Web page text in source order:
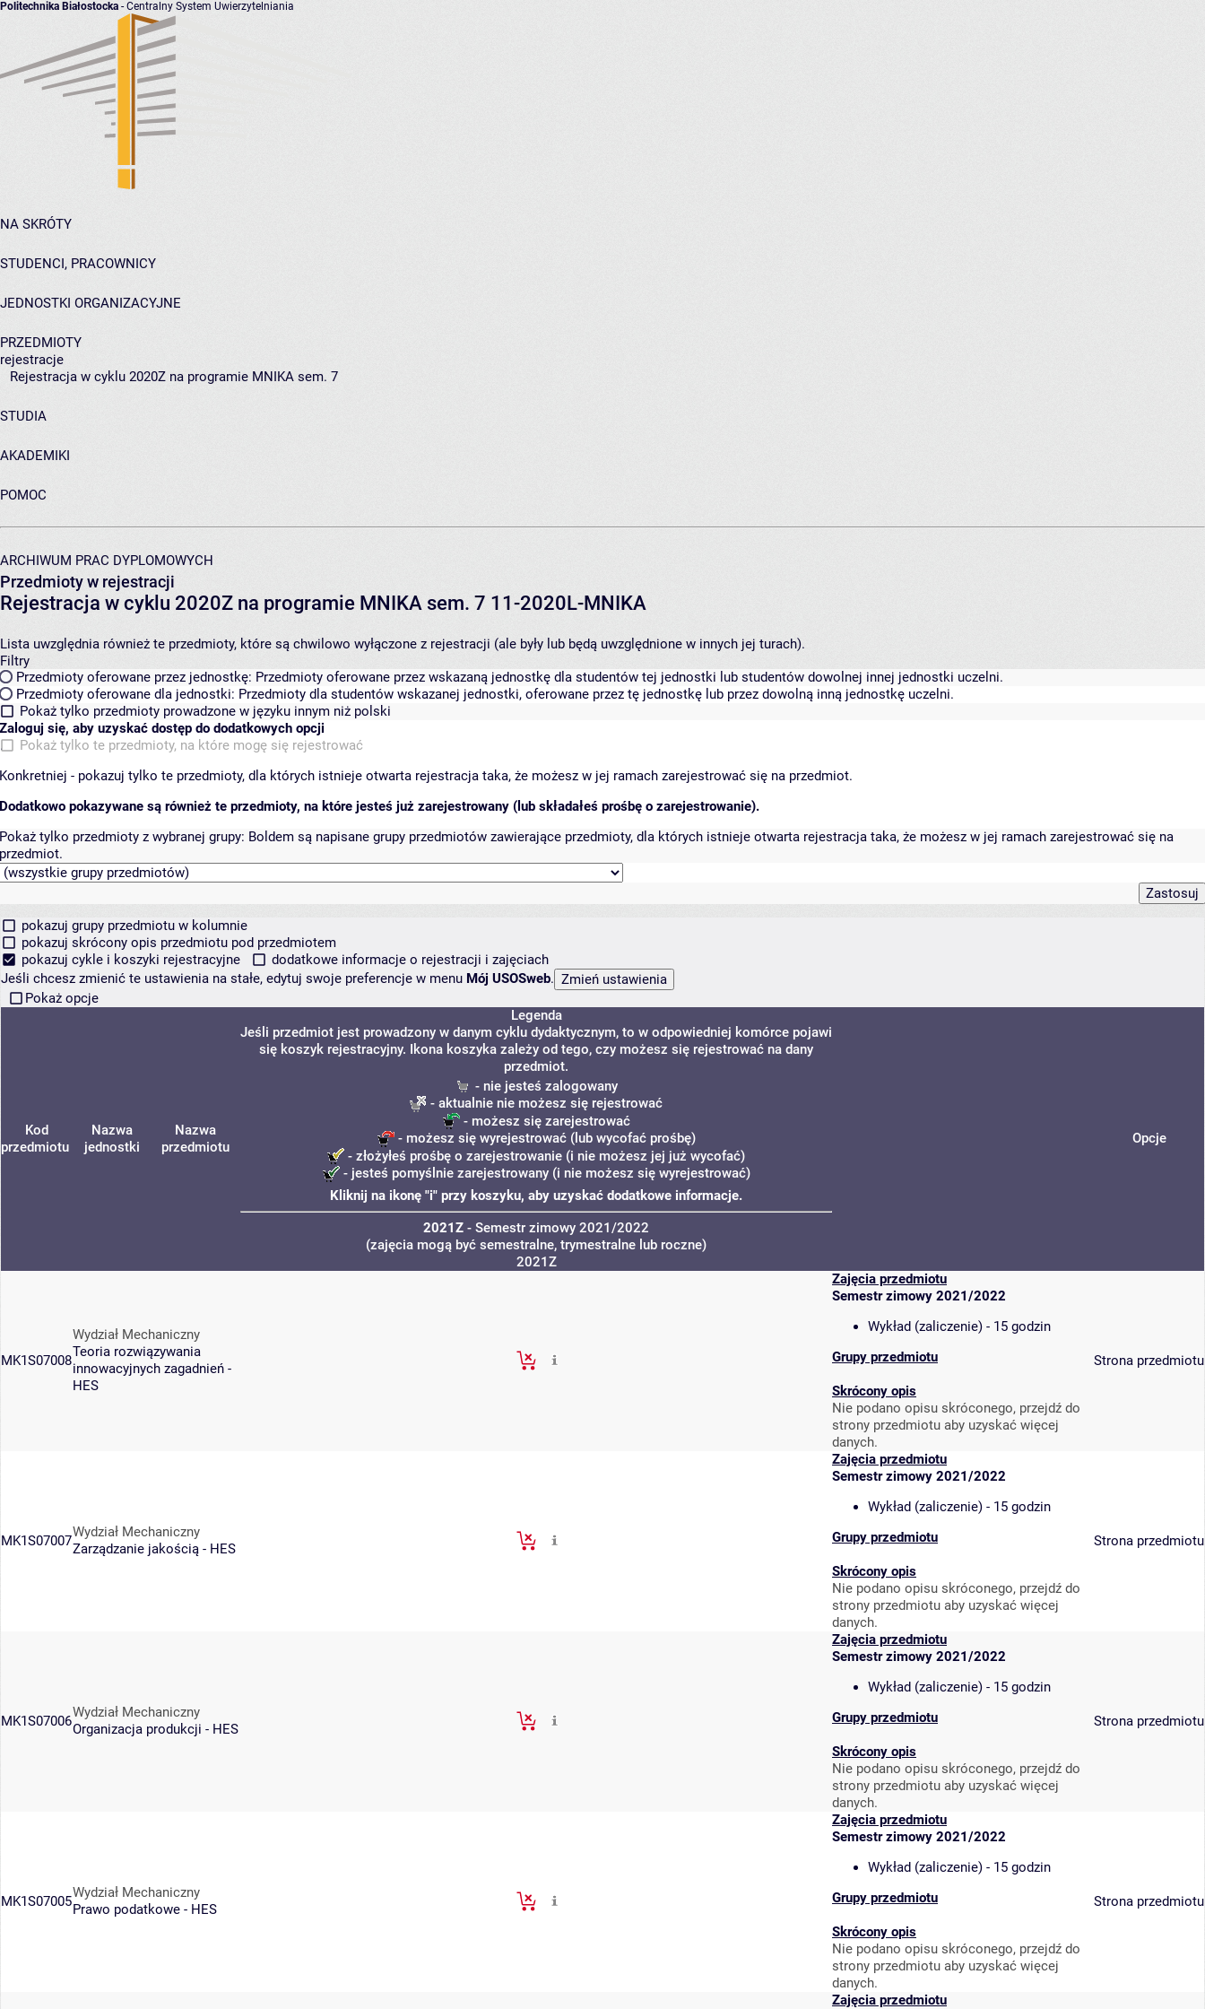
Politechnika Białostocka - Centralny System Uwierzytelniania
NA SKRÓTY
STUDENCI, PRACOWNICY
JEDNOSTKI ORGANIZACYJNE
PRZEDMIOTY
rejestracje
Rejestracja w cyklu 2020Z na programie MNIKA sem. 7
STUDIA
AKADEMIKI
POMOC
ARCHIWUM PRAC DYPLOMOWYCH
Przedmioty w rejestracji
Rejestracja w cyklu 2020Z na programie MNIKA sem. 7 11-2020L-MNIKA
Lista uwzględnia również te przedmioty, które są chwilowo wyłączone z rejestracji (ale były lub będą uwzględnione w innych jej turach).
Filtry
Przedmioty oferowane przez jednostkę: Przedmioty oferowane przez wskazaną jednostkę dla studentów tej jednostki lub studentów dowolnej innej jednostki uczelni.
Przedmioty oferowane dla jednostki: Przedmioty dla studentów wskazanej jednostki, oferowane przez tę jednostkę lub przez dowolną inną jednostkę uczelni.
Pokaż tylko przedmioty prowadzone w języku innym niż polski
Zaloguj się, aby uzyskać dostęp do dodatkowych opcji
Pokaż tylko te przedmioty, na które mogę się rejestrować
Konkretniej - pokazuj tylko te przedmioty, dla których istnieje otwarta rejestracja taka, że możesz w jej ramach zarejestrować się na przedmiot.
Dodatkowo pokazywane są również te przedmioty, na które jesteś już zarejestrowany (lub składałeś prośbę o zarejestrowanie).
Pokaż tylko przedmioty z wybranej grupy: Boldem są napisane grupy przedmiotów zawierające przedmioty, dla których istnieje otwarta rejestracja taka, że możesz w jej ramach zarejestrować się na
przedmiot.
pokazuj grupy przedmiotu w kolumnie
pokazuj skrócony opis przedmiotu pod przedmiotem
pokazuj cykle i koszyki rejestracyjne
dodatkowe informacje o rejestracji i zajęciach
Jeśli chcesz zmienić te ustawienia na stałe, edytuj swoje preferencje w menu Mój USOSweb.
Pokaż opcje
Kod
przedmiotu
Nazwa
jednostki
Nazwa
przedmiotu
Legenda
Jeśli przedmiot jest prowadzony w danym cyklu dydaktycznym, to w odpowiedniej komórce pojawi
się koszyk rejestracyjny. Ikona koszyka zależy od tego, czy możesz się rejestrować na dany
przedmiot.
- nie jesteś zalogowany
- aktualnie nie możesz się rejestrować
- możesz się zarejestrować
- możesz się wyrejestrować (lub wycofać prośbę)
- złożyłeś prośbę o zarejestrowanie (i nie możesz jej już wycofać)
- jesteś pomyślnie zarejestrowany (i nie możesz się wyrejestrować)
Kliknij na ikonę "i" przy koszyku, aby uzyskać dodatkowe informacje.
2021Z - Semestr zimowy 2021/2022
(zajęcia mogą być semestralne, trymestralne lub roczne)
Opcje
2021Z
MK1S07008
Wydział Mechaniczny
Teoria rozwiązywania
innowacyjnych zagadnień -
HES
Zajęcia przedmiotu
Semestr zimowy 2021/2022
Wykład (zaliczenie) - 15 godzin
Grupy przedmiotu
Skrócony opis
Nie podano opisu skróconego, przejdź do
strony przedmiotu aby uzyskać więcej
danych.
Strona przedmiotu
MK1S07007
Wydział Mechaniczny
Zarządzanie jakością - HES
Zajęcia przedmiotu
Semestr zimowy 2021/2022
Wykład (zaliczenie) - 15 godzin
Grupy przedmiotu
Skrócony opis
Nie podano opisu skróconego, przejdź do
strony przedmiotu aby uzyskać więcej
danych.
Strona przedmiotu
MK1S07006
Wydział Mechaniczny
Organizacja produkcji - HES
Zajęcia przedmiotu
Semestr zimowy 2021/2022
Wykład (zaliczenie) - 15 godzin
Grupy przedmiotu
Skrócony opis
Nie podano opisu skróconego, przejdź do
strony przedmiotu aby uzyskać więcej
danych.
Strona przedmiotu
MK1S07005
Wydział Mechaniczny
Prawo podatkowe - HES
Zajęcia przedmiotu
Semestr zimowy 2021/2022
Wykład (zaliczenie) - 15 godzin
Grupy przedmiotu
Skrócony opis
Nie podano opisu skróconego, przejdź do
strony przedmiotu aby uzyskać więcej
danych.
Strona przedmiotu
Zajęcia przedmiotu